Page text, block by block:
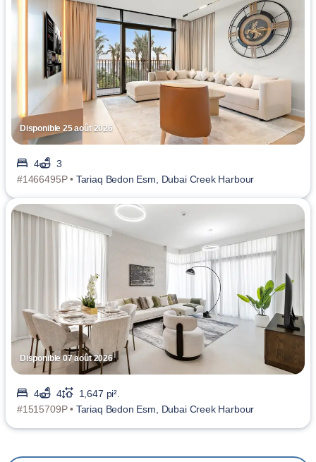
Disponible 25 août 2026
4
3
#1466495P • Tariaq Bedon Esm, Dubai Creek Harbour
Disponible 07 août 2026
4 4
1,647 pi².
#1515709P • Tariaq Bedon Esm, Dubai Creek Harbour